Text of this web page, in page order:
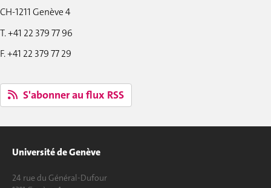
CH-1211 Genève 4
T. +41 22 379 77 96
F. +41 22 379 77 29
S'abonner au flux RSS
Université de Genève
24 rue du Général-Dufour